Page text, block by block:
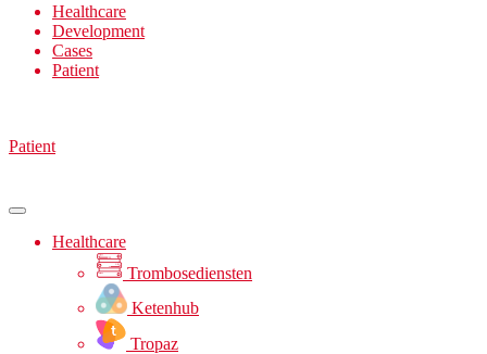
Healthcare
Development
Cases
Patient
Patient
Healthcare
Trombosediensten
Ketenhub
Tropaz